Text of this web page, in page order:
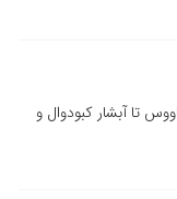
تا آبشار کبودوال و